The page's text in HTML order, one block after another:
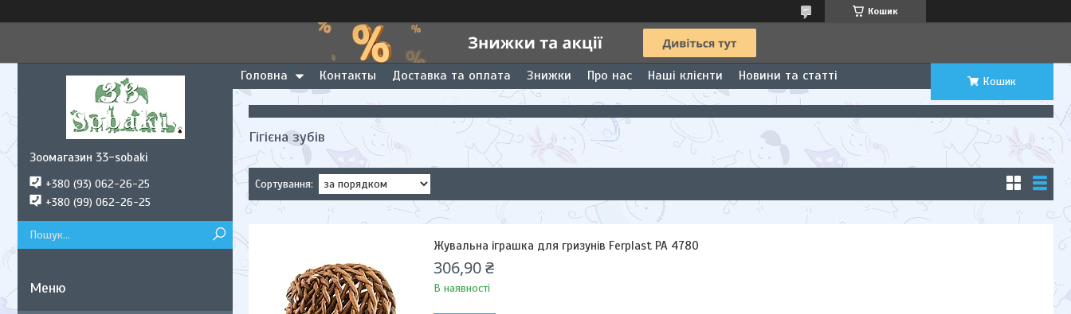
Кошик
Головна Контакты Доставка та оплата Знижки Про нас Наші клієнти Новини та статті Кошик
Гігієна зубів
Жувальна іграшка для гризунів Ferplast PA 4780
306,90 ₴
В наявності
Зоомагазин 33-sobaki
+380 (93) 062-26-25
+380 (99) 062-26-25